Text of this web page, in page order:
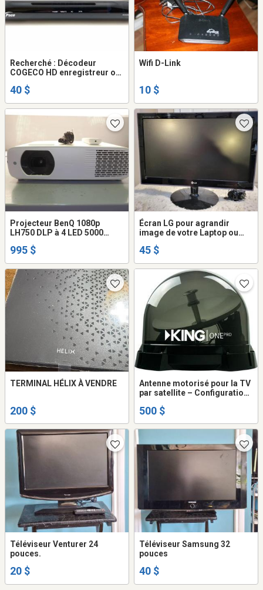
Recherché : Décodeur
COGECO HD enregistreur ou
40 $
Wifi D-Link
10 $
Projecteur BenQ 1080p
LH750 DLP à 4 LED 5000
995 $
Écran LG pour agrandir
image de votre Laptop ou
45 $
TERMINAL HÉLIX À VENDRE
200 $
Antenne motorisé pour la TV
par satellite – Configuration
(fumée)
500 $
Téléviseur Venturer 24
pouces.
20 $
Téléviseur Samsung 32
pouces
40 $